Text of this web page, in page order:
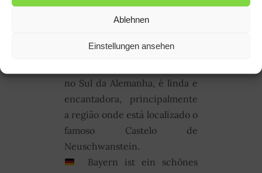
Ablehnen
Einstellungen ansehen
no Sul da Alemanha, é linda e
encantadora, principalmente
a região onde está localizado o
famoso Castelo de
Neuschwanstein.
Bayern ist ein schönes